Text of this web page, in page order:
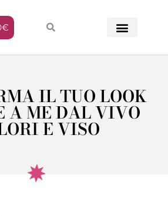
€
IL TUO LOOK
A ME DAL VIVO
E VISO